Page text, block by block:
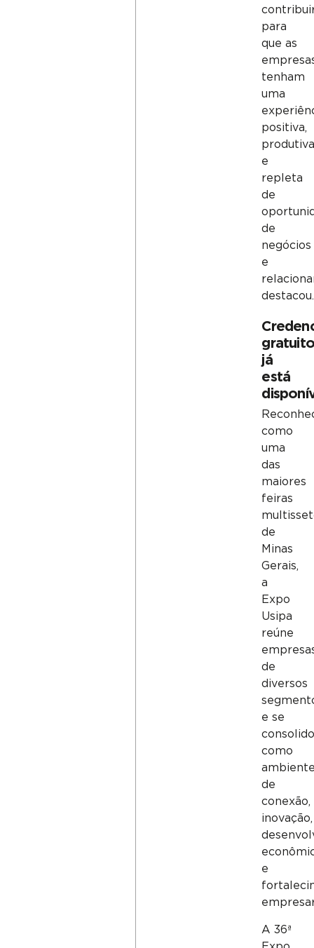
para
que as
tenham
uma
positiva,
e
repleta
de
de
negócios
e
destacou.
já
está
como
uma
das
maiores
feiras
de
Minas
Gerais,
a
Expo
Usipa
reúne
de
diversos
e se
como
de
conexão,
inovação,
e
A 36ª